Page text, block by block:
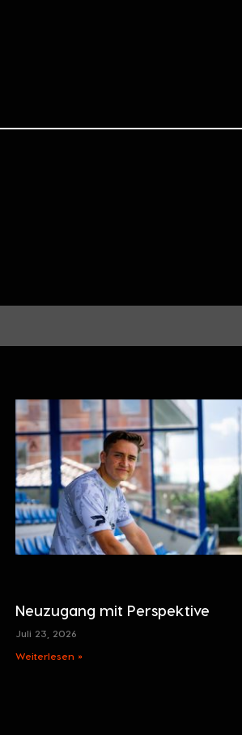
Neuzugang mit Perspektive
Juli 23, 2026
Weiterlesen »